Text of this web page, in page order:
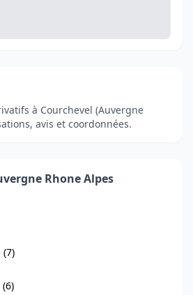
à Courchevel (Auvergne
avis et coordonnées.
Rhone Alpes